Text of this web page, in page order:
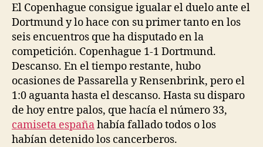
El Copenhague consigue igualar el duelo ante el
Dortmund y lo hace con su primer tanto en los
seis encuentros que ha disputado en la
competición. Copenhague 1-1 Dortmund.
Descanso. En el tiempo restante, hubo
ocasiones de Passarella y Rensenbrink, pero el
1:0 aguanta hasta el descanso. Hasta su disparo
de hoy entre palos, que hacía el número 33,
camiseta españahabía fallado todos o los
habían detenido los cancerberos.